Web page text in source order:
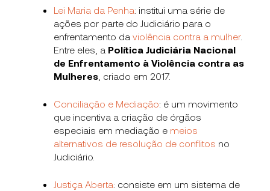
Lei Maria da Penha: institui uma série de
ações por parte do Judiciário para o
enfrentamento daviolência contra a mulher.
Entre eles, a Política Judiciária Nacional
de Enfrentamento à Violência contra as
Mulheres , criado em 2017.
Conciliação e Mediação: é um movimento
que incentiva a criação de órgãos
especiais em mediação e meios
alternativos de resolução de conflitos no
Judiciário.
Justiça Aberta: consiste em um sistema de